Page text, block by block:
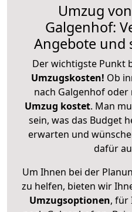
Umzug
Galgenhof:
Angebote und
Der wichtigste Punkt
Umzugskosten! Ob
nach Galgenhof oder
Umzug kostet. Man
sein, was das Budget
erwarten und
dafür
Um Ihnen bei der
zu helfen, bieten wir
Umzugsoptionen, für